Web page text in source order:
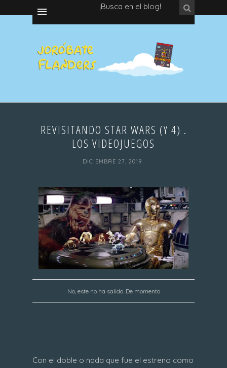
¡Busca en el blog!
REVISITANDO STAR WARS (Y 4) .
LOS VIDEOJUEGOS
DICIEMBRE 27, 2019
No, este no ha salido. De momento
Con el doble o nada que fue el estreno como